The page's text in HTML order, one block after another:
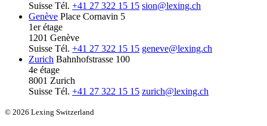
Suisse Tél. +41 27 322 15 15 sion@lexing.ch
Genève Place Cornavin 5
1er étage
1201 Genève
Suisse Tél. +41 27 322 15 15 geneve@lexing.ch
Zurich Bahnhofstrasse 100
4e étage
8001 Zurich
Suisse Tél. +41 27 322 15 15 zurich@lexing.ch
© 2026 Lexing Switzerland